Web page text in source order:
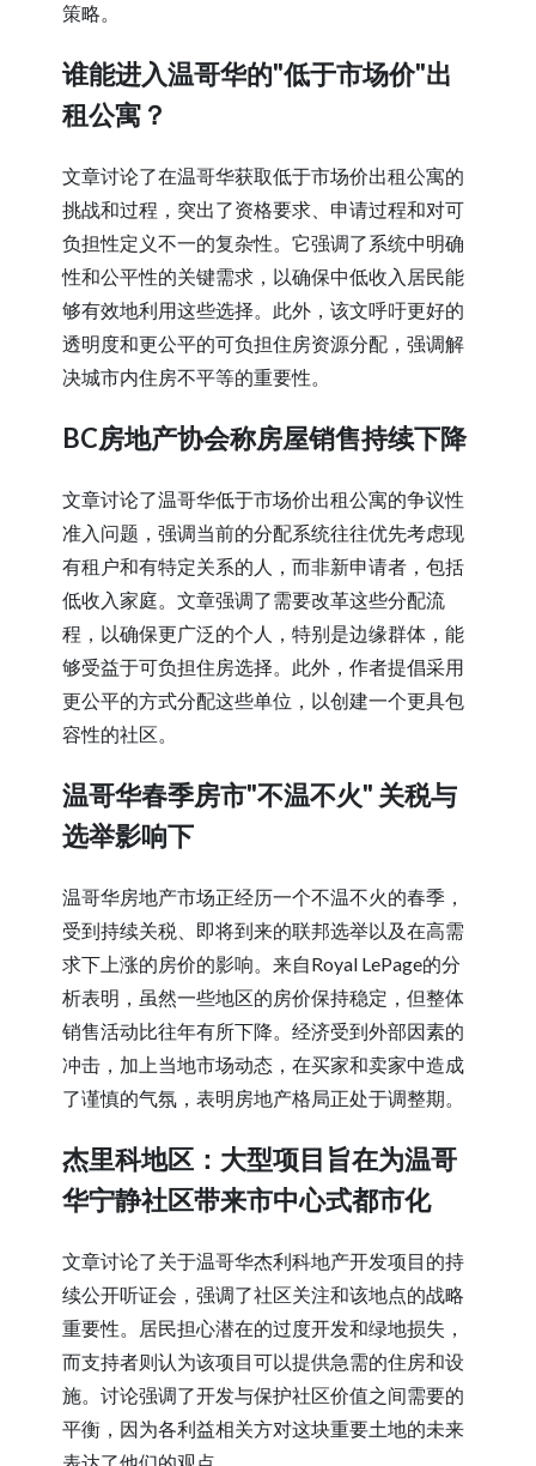
策略。
谁能进入温哥华的"低于市场价"出
租公寓？
文章讨论了在温哥华获取低于市场价出租公寓的
挑战和过程，突出了资格要求、申请过程和对可
负担性定义不一的复杂性。它强调了系统中明确
性和公平性的关键需求，以确保中低收入居民能
够有效地利用这些选择。此外，该文呼吁更好的
透明度和更公平的可负担住房资源分配，强调解
决城市内住房不平等的重要性。
BC房地产协会称房屋销售持续下降
文章讨论了温哥华低于市场价出租公寓的争议性
准入问题，强调当前的分配系统往往优先考虑现
有租户和有特定关系的人，而非新申请者，包括
低收入家庭。文章强调了需要改革这些分配流
程，以确保更广泛的个人，特别是边缘群体，能
够受益于可负担住房选择。此外，作者提倡采用
更公平的方式分配这些单位，以创建一个更具包
容性的社区。
温哥华春季房市"不温不火" 关税与
选举影响下
温哥华房地产市场正经历一个不温不火的春季，
受到持续关税、即将到来的联邦选举以及在高需
求下上涨的房价的影响。来自Royal LePage的分
析表明，虽然一些地区的房价保持稳定，但整体
销售活动比往年有所下降。经济受到外部因素的
冲击，加上当地市场动态，在买家和卖家中造成
了谨慎的气氛，表明房地产格局正处于调整期。
杰里科地区：大型项目旨在为温哥
华宁静社区带来市中心式都市化
文章讨论了关于温哥华杰利科地产开发项目的持
续公开听证会，强调了社区关注和该地点的战略
重要性。居民担心潜在的过度开发和绿地损失，
而支持者则认为该项目可以提供急需的住房和设
施。讨论强调了开发与保护社区价值之间需要的
平衡，因为各利益相关方对这块重要土地的未来